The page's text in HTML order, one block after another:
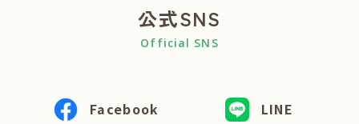
公式SNS
Official SNS
Facebook
LINE